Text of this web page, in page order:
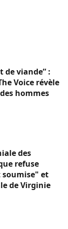
de viande” :
Voice révèle
hommes
des
refuse
soumise" et
de Virginie